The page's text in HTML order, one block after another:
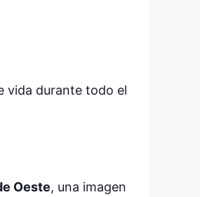
vida durante todo el
Oeste, una imagen